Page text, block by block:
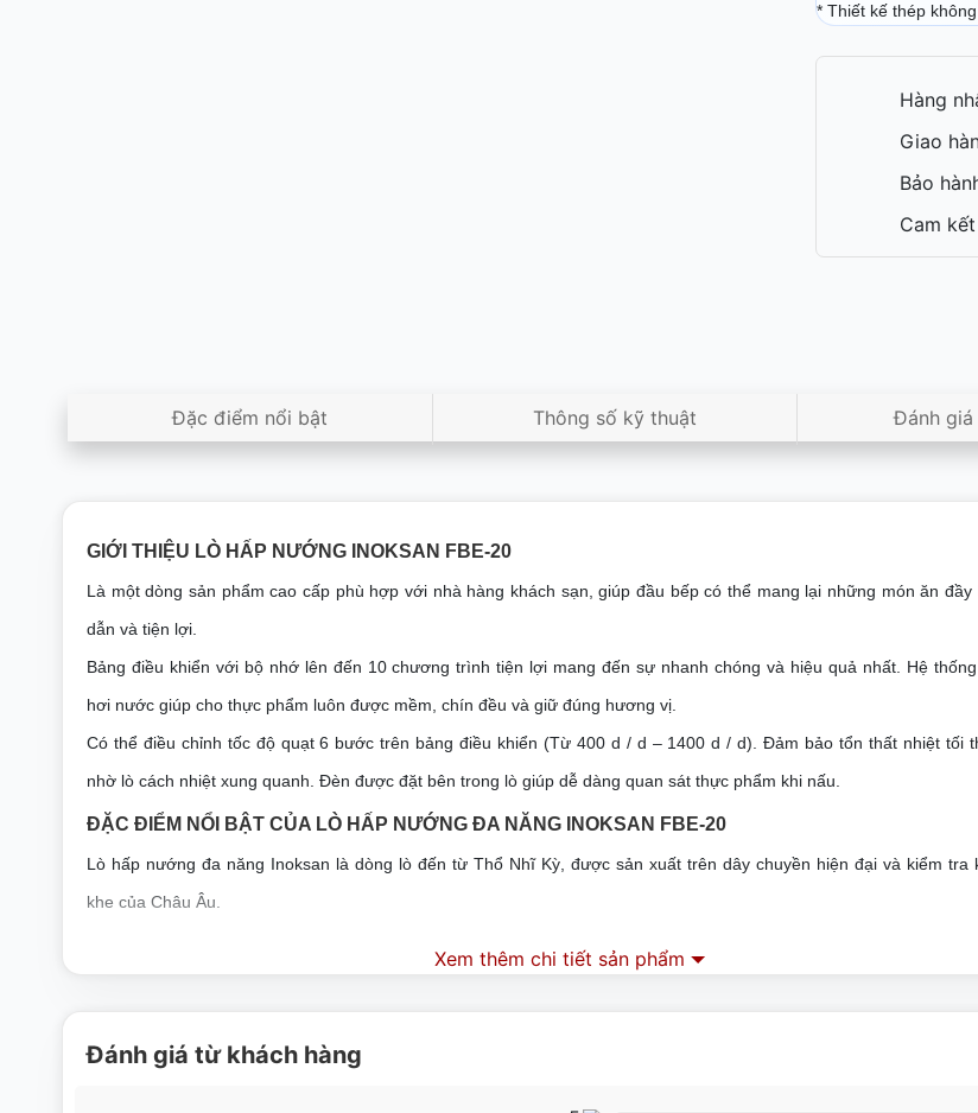
* Thiết kế thép
Hàng
Giao
Bảo
Cam
Đặc điểm nổi bật Thông số kỹ thuật Đánh giá
GIỚI THIỆU LÒ HẤP NƯỚNG INOKSAN FBE-20
Là một dòng sản phẩm cao cấp phù hợp với nhà hàng khách sạn, giúp đầu bếp có thể mang lại những món ăn đầy
dẫn và tiện lợi.
Bảng điều khiển với bộ nhớ lên đến 10 chương trình tiện lợi mang đến sự nhanh chóng và hiệu quả nhất. Hệ
hơi nước giúp cho thực phẩm luôn được mềm, chín đều và giữ đúng hương vị.
Có thể điều chỉnh tốc độ quạt 6 bước trên bảng điều khiển (Từ 400 d / d – 1400 d / d). Đảm bảo tổn thất nhiệt tối
nhờ lò cách nhiệt xung quanh. Đèn được đặt bên trong lò giúp dễ dàng quan sát thực phẩm khi nấu.
ĐẶC ĐIỂM NỔI BẬT CỦA LÒ HẤP NƯỚNG ĐA NĂNG INOKSAN FBE-20
Lò hấp nướng đa năng Inoksan là dòng lò đến từ Thổ Nhĩ Kỳ, được sản xuất trên dây chuyền hiện đại và kiểm tra
khe của Châu Âu.
Sử dụng lò nướng đa năng Inoksan giúp bạn giữ được tối đa các chất dinh dưỡng trong thực phẩm, tốt hơn rất nhiều
Xem thêm chi tiết sản phẩm
Đánh giá từ khách hàng